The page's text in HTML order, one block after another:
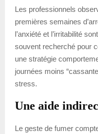
Les professionnels
premières semaines
l’anxiété et l’irritabilité
souvent recherché pour
une stratégie
journées moins
stress.
Une aide
Le geste de fumer